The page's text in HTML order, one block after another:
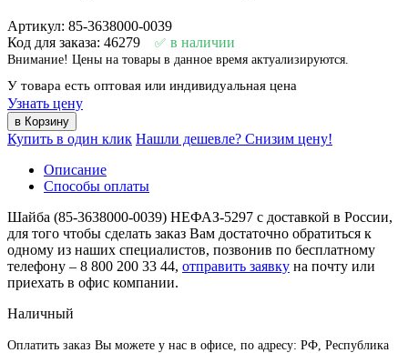
Артикул: 85-3638000-0039
Код для заказа: 46279
в наличии
Внимание! Цены на товары в данное время актуализируются.
У товара есть оптовая или индивидуальная цена
Узнать цену
Купить в один клик Нашли дешевле? Снизим цену!
Описание
Способы оплаты
Шайба (85-3638000-0039) НЕФАЗ-5297 с доставкой в России,
для того чтобы сделать заказ Вам достаточно обратиться к
одному из наших специалистов, позвонив по бесплатному
телефону – 8 800 200 33 44, отправить заявку на почту или
приехать в офис компании.
Наличный
Оплатить заказ Вы можете у нас в офисе, по адресу: РФ, Республика